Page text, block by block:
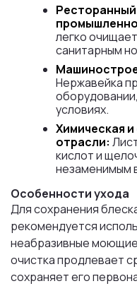
легко
санитарным
Нержавейка
условиях.
Химическая
отрасли:
кислот и
незаменимым
Особенности ухода
Для сохранения
рекомендуется
неабразивные
очистка продлевает
сохраняет его